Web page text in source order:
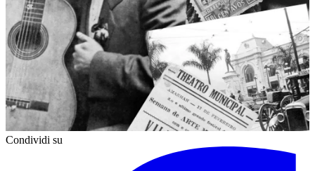
Condividi su